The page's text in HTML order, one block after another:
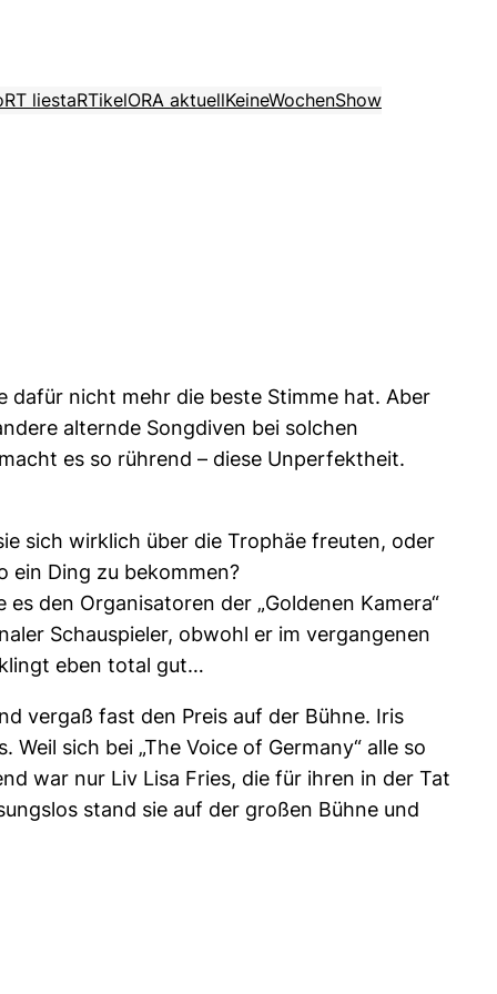
RT liestaRTikelORA aktuellKeineWochenShow
dafür nicht mehr die beste Stimme hat. Aber
alternde Songdiven bei solchen
es so rührend – diese Unperfektheit.
sich wirklich über die Trophäe freuten, oder
ein Ding zu bekommen?
den Organisatoren der „Goldenen Kamera“
Schauspieler, obwohl er im vergangenen
klingt eben total gut…
vergaß fast den Preis auf der Bühne. Iris
sich bei „The Voice of Germany“ alle so
war nur Liv Lisa Fries, die für ihren in der Tat
stand sie auf der großen Bühne und